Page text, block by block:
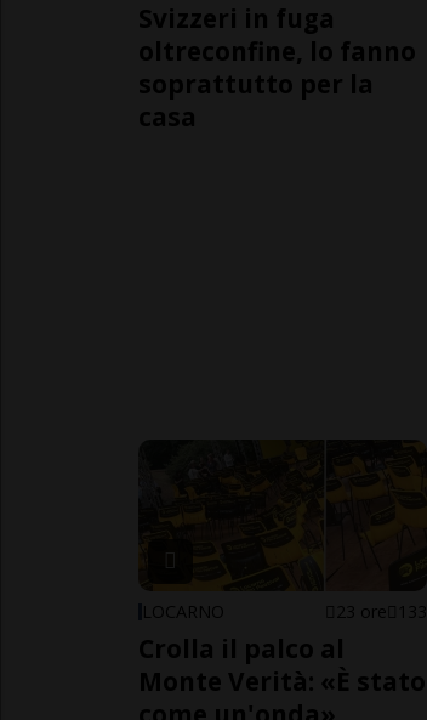
Svizzeri in fuga
oltreconfine, lo fanno
soprattutto per la
casa
LOCARNO 23 ore 133
Crolla il palco al
Monte Verità: «È stato